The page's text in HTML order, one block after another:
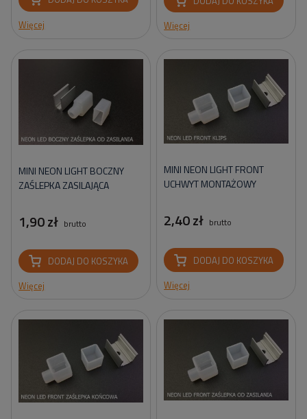
Więcej
Więcej
MINI NEON LIGHT BOCZNY
ZAŚLEPKA ZASILAJĄCA
1,90 zł brutto
DODAJ DO KOSZYKA
Więcej
MINI NEON LIGHT FRONT
UCHWYT MONTAŻOWY
2,40 zł brutto
DODAJ DO KOSZYKA
Więcej